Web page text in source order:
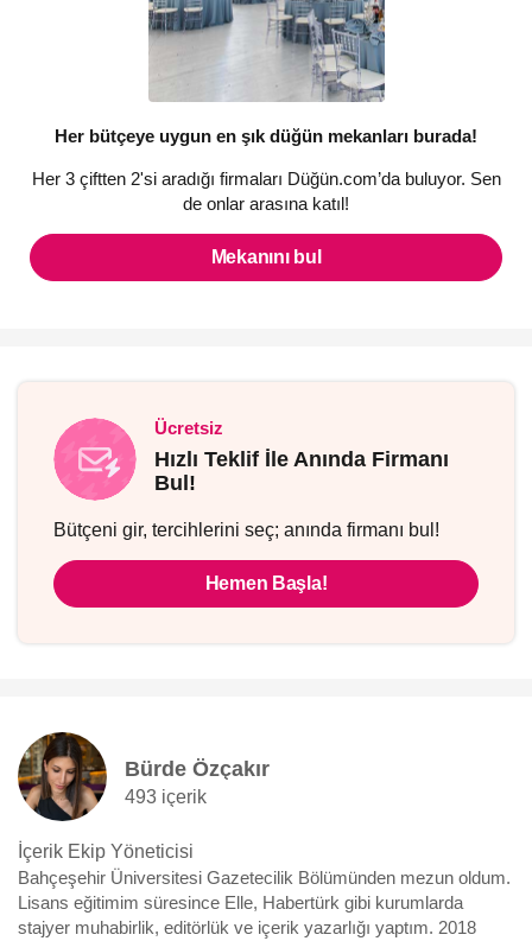
Her bütçeye uygun en şık düğün mekanları burada!
Her 3 çiftten 2'si aradığı firmaları Düğün.com’da buluyor. Sen
de onlar arasına katıl!
Mekanını bul
Ücretsiz
Hızlı Teklif İle Anında Firmanı
Bul!
Bütçeni gir, tercihlerini seç; anında firmanı bul!
Hemen Başla!
Bürde Özçakır
493 içerik
İçerik Ekip Yöneticisi
Bahçeşehir Üniversitesi Gazetecilik Bölümünden mezun oldum.
Lisans eğitimim süresince Elle, Habertürk gibi kurumlarda
stajyer muhabirlik, editörlük ve içerik yazarlığı yaptım. 2018